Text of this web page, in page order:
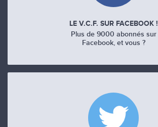
LE V.C.F. SUR FACEBOOK !
Plus de 9000 abonnés sur
Facebook, et vous ?